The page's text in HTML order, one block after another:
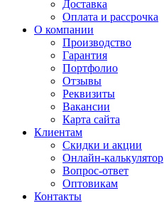
Доставка
Оплата и рассрочка
О компании
Производство
Гарантия
Портфолио
Отзывы
Реквизиты
Вакансии
Карта сайта
Клиентам
Скидки и акции
Онлайн-калькулятор
Вопрос-ответ
Оптовикам
Контакты